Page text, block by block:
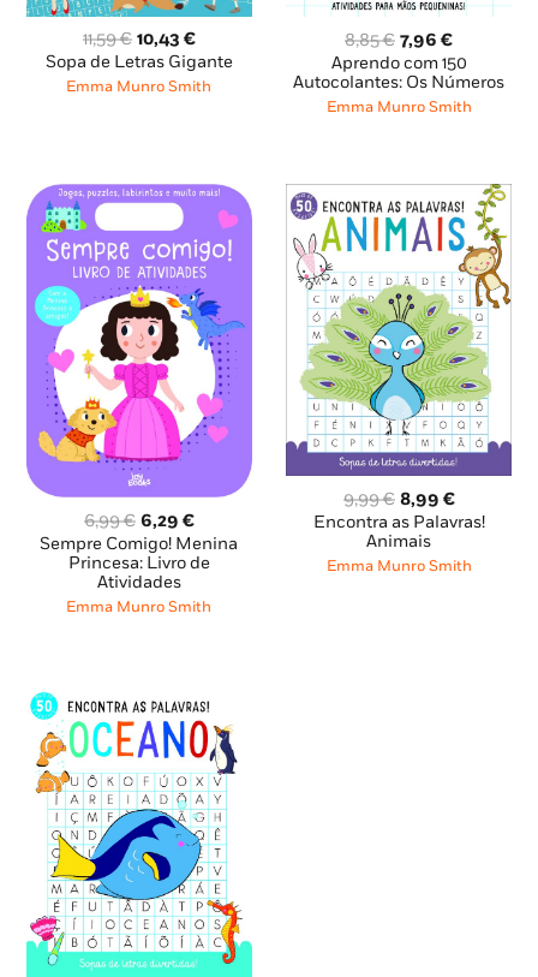
11,59€ O
preço
original
10,43 €O
preço
atual
Sopa de Letras Gigante
Emma Munro Smith
8,85€ O
preço
original
era:
7,96€O
preço
atual
é:
Aprendo com 150
Autocolantes: Os Números
Emma Munro Smith
6,99€ O
preço
original
era:
6,99 €.
6,29 €O
preço
atual
6,29 €.
Sempre Comigo! Menina
Princesa: Livro de
Atividades
Emma Munro Smith
9,99€ O
preço
original
era:
8,99 €O
preço
é:
Encontra as Palavras!
Animais
Emma Munro Smith